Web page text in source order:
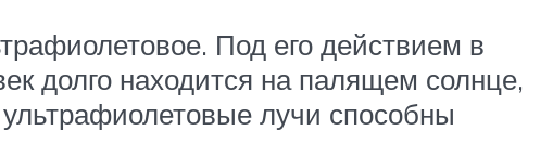
Под его действием в
долго находится на палящем солнце,
лучи способны